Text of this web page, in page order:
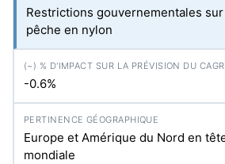
Restrictions gouvernementales
pêche en nylon
-0.6%
Europe et Amérique du Nord en
mondiale